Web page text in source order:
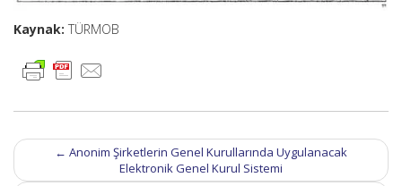
Kaynak: TÜRMOB
Post
navigation
← Anonim Şirketlerin Genel Kurullarında Uygulanacak
Elektronik Genel Kurul Sistemi